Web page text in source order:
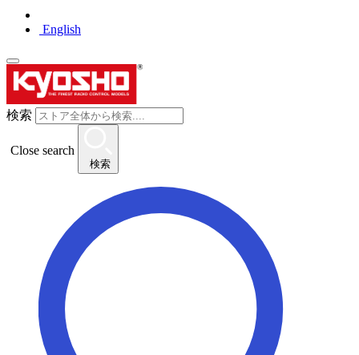
English
検索
Close search
検索